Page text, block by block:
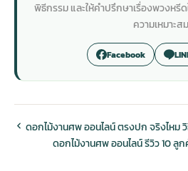
พิธีกรรม และให้คำปรึกษาเรื่องพวงหรี
ความเหมาะสม
Facebook
ดอกไม้งานศพ ออนไลน์ ตรงปก จริงไหม
ดอกไม้งานศพ ออนไลน์ รีวิว 10 ลู